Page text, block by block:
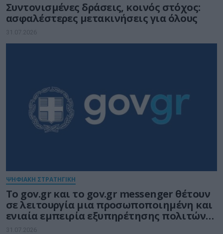
Συντονισμένες δράσεις, κοινός στόχος:
ασφαλέστερες μετακινήσεις για όλους
31.07.2026
ΨΗΦΙΑΚΗ ΣΤΡΑΤΗΓΙΚΗ
Το gov.gr και το gov.gr messenger θέτουν
σε λειτουργία μια προσωποποιημένη και
ενιαία εμπειρία εξυπηρέτησης πολιτών
και επιχειρήσεων
31.07.2026